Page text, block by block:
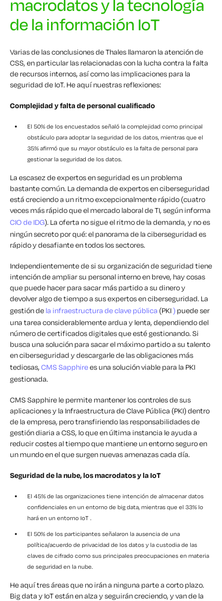
macrodatos y la tecnología
de la información IoT
Varias de las conclusiones de Thales llamaron la atención de
CSS, en particular las relacionadas con la lucha contra la falta
de recursos internos, así como las implicaciones para la
seguridad de IoT. He aquí nuestras reflexiones:
Complejidad y falta de personal cualificado
El 50% de los encuestados señaló la complejidad como principal
obstáculo para adoptar la seguridad de los datos, mientras que el
35% afirmó que su mayor obstáculo es la falta de personal para
gestionar la seguridad de los datos.
La escasez de expertos en seguridad es un problema
bastante común. La demanda de expertos en ciberseguridad
está creciendo a un ritmo excepcionalmente rápido (cuatro
veces más rápido que el mercado laboral de TI, según informa
CIO de IDG). La oferta no sigue el ritmo de la demanda, y no es
ningún secreto por qué: el panorama de la ciberseguridad es
rápido y desafiante en todos los sectores.
Independientemente de si su organización de seguridad tiene
intención de ampliar su personal interno en breve, hay cosas
que puede hacer para sacar más partido a su dinero y
devolver algo de tiempo a sus expertos en ciberseguridad. La
gestión de la infraestructura de clave pública (PKI) puede ser
una tarea considerablemente ardua y lenta, dependiendo del
número de certificados digitales que esté gestionando. Si
busca una solución para sacar el máximo partido a su talento
en ciberseguridad y descargarle de las obligaciones más
tediosas, CMS Sapphirees una solución viable para la PKI
gestionada.
CMS Sapphire le permite mantener los controles de sus
aplicaciones y la Infraestructura de Clave Pública (PKI) dentro
de la empresa, pero transfiriendo las responsabilidades de
gestión diaria a CSS, lo que en última instancia le ayuda a
reducir costes al tiempo que mantiene un entorno seguro en
un mundo en el que surgen nuevas amenazas cada día.
Seguridad de la nube, los macrodatos y la IoT
El 45% de las organizaciones tiene intención de almacenar datos
confidenciales en un entorno de big data, mientras que el 33% lo
hará en un entorno IoT .
El 50% de los participantes señalaron la ausencia de una
política/acuerdo de privacidad de los datos y la custodia de las
claves de cifrado como sus principales preocupaciones en materia
de seguridad en la nube.
He aquí tres áreas que no irán a ninguna parte a corto plazo.
Big data y IoT están en alza y seguirán creciendo, y van de la